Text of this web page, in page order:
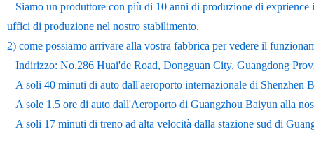
Siamo un produttore con più di 10 anni di produzione di
uffici di produzione nel nostro stabilimento.
2) come possiamo arrivare alla vostra fabbrica per vedere il
Indirizzo: No.286 Huai'de Road, Dongguan City, Guangdong
A soli 40 minuti di auto dall'aeroporto internazionale di Shenzhen
A sole 1.5 ore di auto dall'Aeroporto di Guangzhou Baiyun alla
A soli 17 minuti di treno ad alta velocità dalla stazione sud di